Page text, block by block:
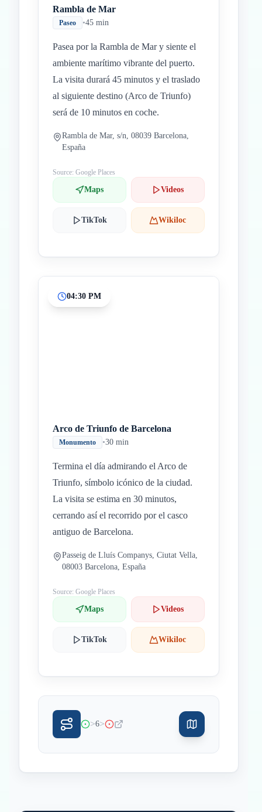
Rambla de Mar
Paseo •45 min
Pasea por la Rambla de Mar y siente el
ambiente marítimo vibrante del puerto.
La visita durará 45 minutos y el traslado
al siguiente destino (Arco de Triunfo)
será de 10 minutos en coche.
Rambla de Mar, s/n, 08039 Barcelona,
España
Source: Google Places
Maps Videos
TikTok Wikiloc
04:30 PM
Arco de Triunfo de Barcelona
Monumento •30 min
Termina el día admirando el Arco de
Triunfo, símbolo icónico de la ciudad.
La visita se estima en 30 minutos,
cerrando así el recorrido por el casco
antiguo de Barcelona.
Passeig de Lluís Companys, Ciutat Vella,
08003 Barcelona, España
Source: Google Places
Maps Videos
TikTok Wikiloc
>6>